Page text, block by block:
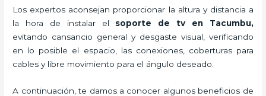
Los expertos aconsejan proporcionar la altura y distancia a
la hora de instalar el soporte de tv en Tacumbu,
evitando cansancio general y desgaste visual, verificando
en lo posible el espacio, las conexiones, coberturas para
cables y libre movimiento para el ángulo deseado.
A continuación, te damos a conocer algunos beneficios de